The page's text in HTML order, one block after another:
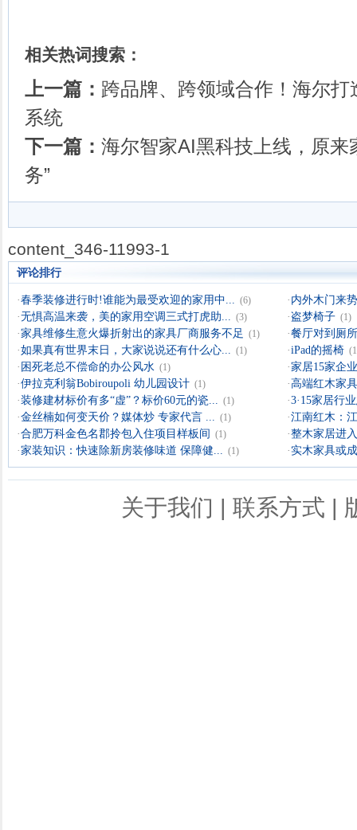
相关热词搜索：
上一篇： 跨品牌、跨领域合作！海尔
系统
下一篇： 海尔智家AI黑科技上线，原来
务”
content_346-11993-1
评论排行
·春季装修进行时!谁能为最受欢迎的家用中... (6) · 内外木门来
·无惧高温来袭，美的家用空调三式打虎助... (3) · 盗梦椅子 (1)
·家具维修生意火爆折射出的家具厂商服务不足 (1) ·餐厅对到厕
·如果真有世界末日，大家说说还有什么心... (1) ·iPad的摇椅
· 困死老总不偿命的办公风水 (1) ·家居15家企
·伊拉克利翁Bobiroupoli 幼儿园设计 (1) ·高端红木家
·装修建材标价有多“虚”？标价60元的瓷... (1) ·3·15家居行
·金丝楠如何变天价？媒体炒 专家代言 ... (1) ·江南红木：
·合肥万科金色名郡拎包入住项目样板间 (1) ·整木家居进
·家装知识：快速除新房装修味道 保障健... (1) ·实木家具或
关于我们 | 联系方式 |